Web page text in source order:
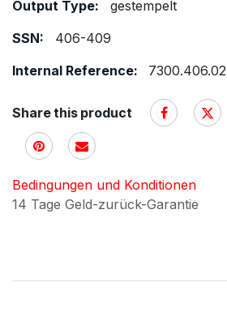
Output Type:
gestempelt
SSN:
406-409
Internal Reference:
7300.406.02
Share this product
Bedingungen und Konditionen
14 Tage Geld-zurück-Garantie